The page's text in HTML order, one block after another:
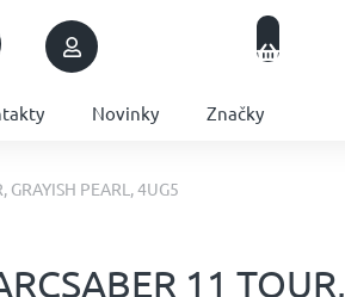
Novinky Značky
PEARL, 4UG5
11 TOUR,